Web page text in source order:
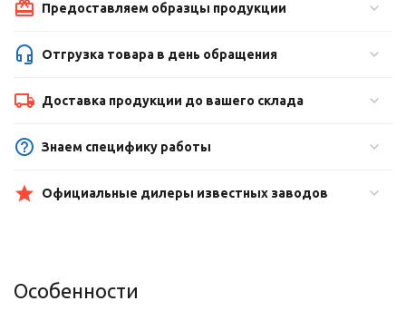
Предоставляем образцы продукции
Отгрузка товара в день обращения
Доставка продукции до вашего склада
Знаем специфику работы
Официальные дилеры известных заводов
Особенности